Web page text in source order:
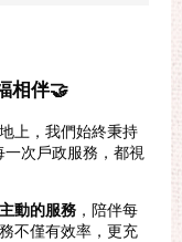
相伴🤝
上，我們始終秉持
次戶政服務，都視
動的服務 ，陪伴每
不僅有效率，更充